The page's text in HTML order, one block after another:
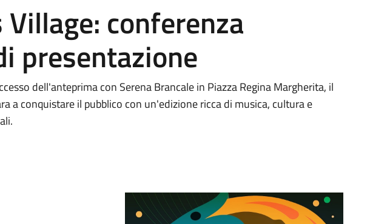
conferenza
presentazione
dell'anteprima con Serena Brancale in Piazza Regina Margherita, il
a conquistare il pubblico con un'edizione ricca di musica, cultura e